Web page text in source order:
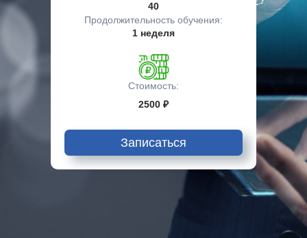
40
Продолжительность обучения:
1 неделя
Стоимость:
2500 ₽
Записаться